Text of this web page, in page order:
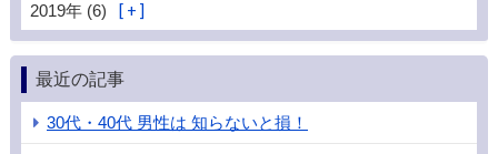
2019年 (6)
最近の記事
30代・40代 男性は 知らないと損！